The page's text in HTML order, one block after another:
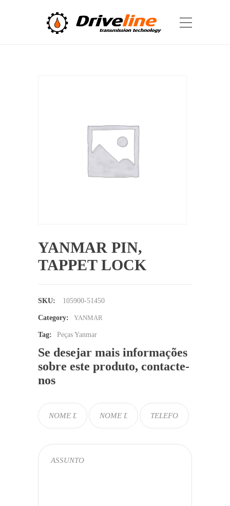
YANMAR PIN,
TAPPET LOCK
SKU: 105900-51450
Category: YANMAR
Tag: Peças Yanmar
Se desejar mais informações
sobre este produto, contacte-
nos